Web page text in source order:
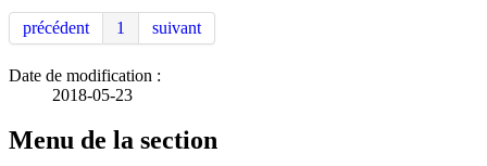
précédent 1 suivant
Date de modification :
2018-05-23
Menu de la section